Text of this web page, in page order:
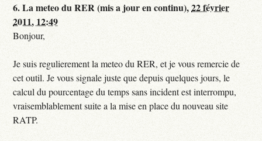
6.La meteo du RER (mis a jour en continu),22 février
2011, 12:49
Bonjour,
Je suis regulierement la meteo du RER, et je vous remercie de
cet outil. Je vous signale juste que depuis quelques jours, le
calcul du pourcentage du temps sans incident est interrompu,
vraisemblablement suite a la mise en place du nouveau site
RATP.